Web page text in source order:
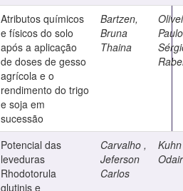
Atributos químicos
e físicos do solo
após a aplicação
de doses de gesso
agrícola e o
rendimento do trigo
e soja em
sucessão
Bartzen,
Bruna
Thaina
Paulo
Potencial das
leveduras
Rhodotorula
glutinis e
Carvalho ,
Jeferson
Carlos